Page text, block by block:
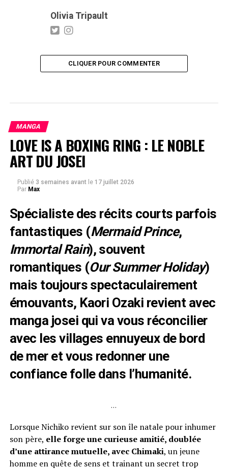
Olivia Tripault
CLIQUER POUR COMMENTER
MANGA
LOVE IS A BOXING RING : LE NOBLE
ART DU JOSEI
Publié 3 semaines avant le 17 juillet 2026
Par Max
Spécialiste des récits courts parfois
fantastiques (Mermaid Prince,
Immortal Rain), souvent
romantiques (Our Summer Holiday)
mais toujours spectaculairement
émouvants, Kaori Ozaki revient avec
manga josei qui va vous réconcilier
avec les villages ennuyeux de bord
de mer et vous redonner une
confiance folle dans l’humanité.
…
Lorsque Nichiko revient sur son île natale pour inhumer
son père, elle forge une curieuse amitié, doublée
d’une attirance mutuelle, avec Chimaki, un jeune
homme en quête de sens et trainant un secret trop